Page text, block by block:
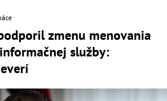
zmenu menovania
služby: